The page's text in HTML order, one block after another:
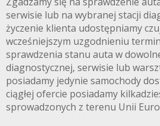
serwisie lub na wybranej stacji
życzenie klienta udostępniamy
wcześniejszym uzgodnieniu
sprawdzenia stanu auta w
diagnostycznej, serwisie lub
posiadamy jedynie samochody
ciągłej ofercie posiadamy
sprowadzonych z terenu Unii